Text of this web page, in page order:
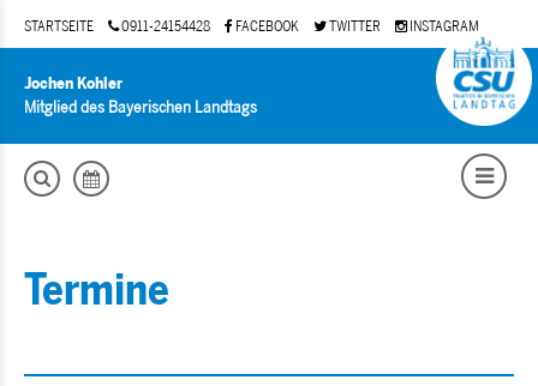
STARTSEITE 0911-24154428 FACEBOOK TWITTER INSTAGRAM
Jochen Kohler
Mitglied des Bayerischen Landtags
Termine